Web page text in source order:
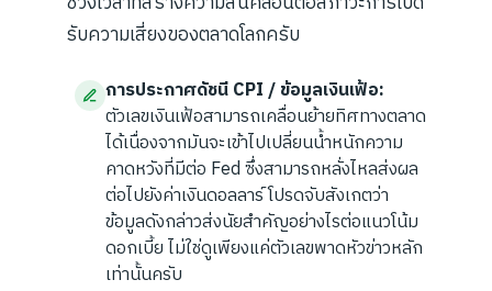
รับความเสี่ยงของตลาดโลกครับ
การประกาศดัชนี CPI / ข้อมูลเงินเฟ้อ:
ตัวเลขเงินเฟ้อสามารถเคลื่อนย้ายทิศทางตลาด
ได้เนื่องจากมันจะเข้าไปเปลี่ยนน้ำหนักความ
คาดหวังที่มีต่อ Fed ซึ่งสามารถหลั่งไหลส่งผล
ต่อไปยังค่าเงินดอลลาร์ โปรดจับสังเกตว่า
ข้อมูลดังกล่าวส่งนัยสำคัญอย่างไรต่อแนวโน้ม
ดอกเบี้ย ไม่ใช่ดูเพียงแค่ตัวเลขพาดหัวข่าวหลัก
เท่านั้นครับ